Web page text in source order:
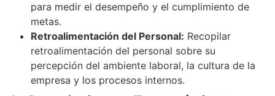
para medir el desempeño y el cumplimiento de
metas.
Retroalimentación del Personal: Recopilar
retroalimentación del personal sobre su
percepción del ambiente laboral, la cultura de la
empresa y los procesos internos.